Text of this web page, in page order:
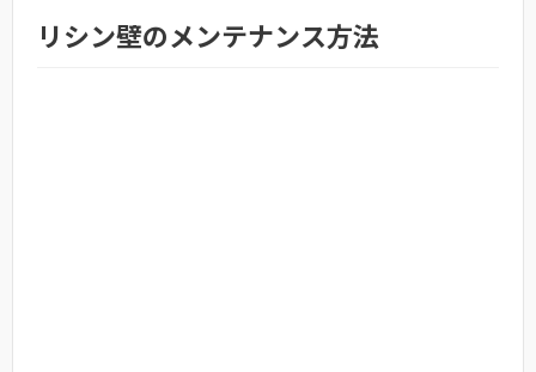
リシン壁のメンテナンス方法